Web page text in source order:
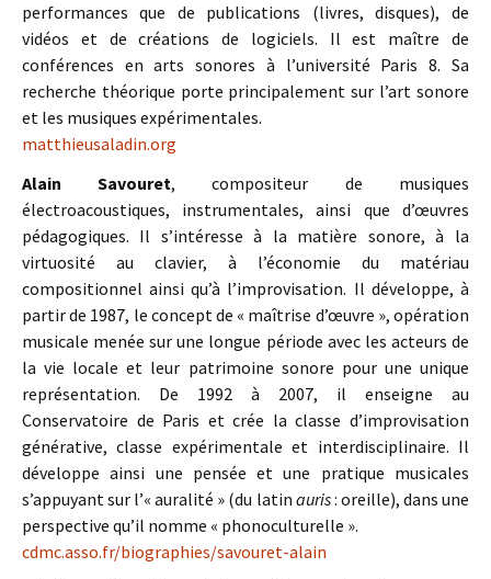
performances que de publications (livres, disques), de
vidéos et de créations de logiciels. Il est maître de
conférences en arts sonores à l’université Paris 8. Sa
recherche théorique porte principalement sur l’art sonore
et les musiques expérimentales.
matthieusaladin.org
Alain Savouret, compositeur de musiques
électroacoustiques, instrumentales, ainsi que d’œuvres
pédagogiques. Il s’intéresse à la matière sonore, à la
virtuosité au clavier, à l’économie du matériau
compositionnel ainsi qu’à l’improvisation. Il développe, à
partir de 1987, le concept de « maîtrise d’œuvre », opération
musicale menée sur une longue période avec les acteurs de
la vie locale et leur patrimoine sonore pour une unique
représentation. De 1992 à 2007, il enseigne au
Conservatoire de Paris et crée la classe d’improvisation
générative, classe expérimentale et interdisciplinaire. Il
développe ainsi une pensée et une pratique musicales
s’appuyant sur l’« auralité » (du latin auris: oreille), dans une
perspective qu’il nomme « phonoculturelle ».
cdmc.asso.fr/biographies/savouret-alain